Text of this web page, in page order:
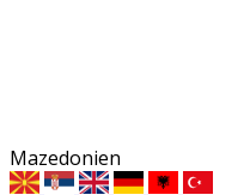
Mazedonien